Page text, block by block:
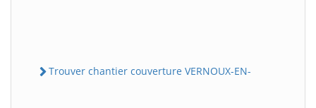
Trouver chantier couverture VERNOUX-EN-